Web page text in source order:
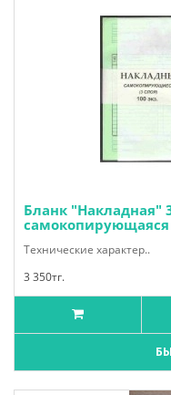
Бланк "Накладная"
самокопирующаяся
Технические характер..
3 350тг.